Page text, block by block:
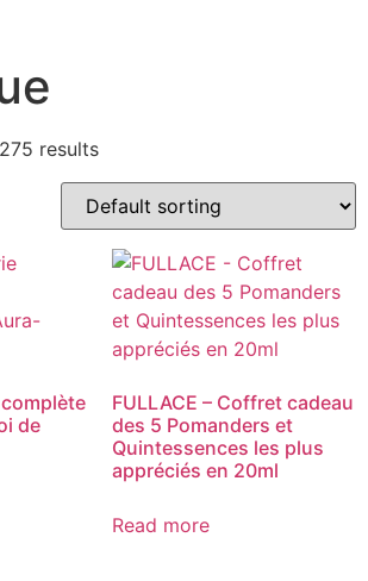
results
complète
de
FULLACE – Coffret cadeau
des 5 Pomanders et
Quintessences les plus
appréciés en 20ml
Read more